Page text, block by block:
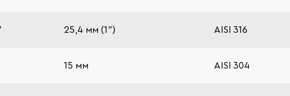
25,4 мм (1") AISI 316
15 мм AISI 304